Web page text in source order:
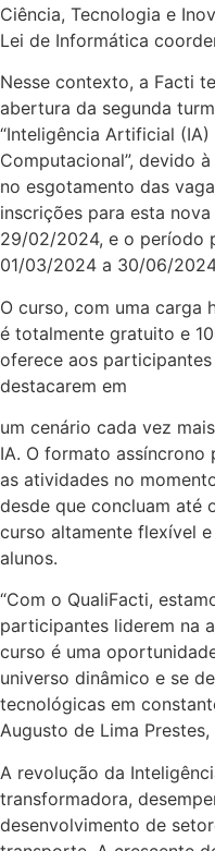
Ciência, Tecnologia e
Lei de Informática
Nesse contexto, a Facti
abertura da segunda
“Inteligência Artificial
Computacional”, devido
no esgotamento das
inscrições para esta
29/02/2024, e o período
01/03/2024 a 30/06/
O curso, com uma carga
é totalmente gratuito e
oferece aos
destacarem em
um cenário cada vez
IA. O formato assíncrono
as atividades no
desde que concluam até
curso altamente flexível
alunos.
“Com o QualiFacti,
participantes liderem na
curso é uma
universo dinâmico e se
tecnológicas em
Augusto de Lima
A revolução da
transformadora,
desenvolvimento de